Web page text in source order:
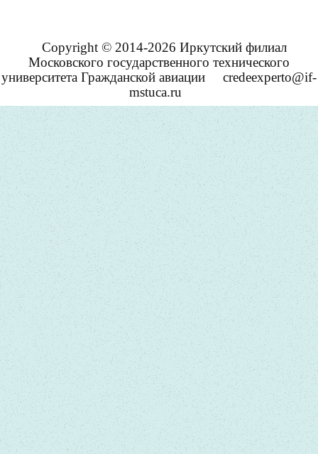
Copyright © 2014-2026 Иркутский филиал
Московского государственного технического
университета Гражданской авиации
credeexperto@if-
mstuca.ru